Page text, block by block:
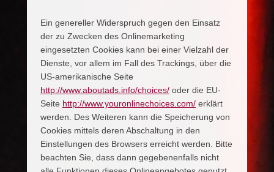
Ein genereller Widerspruch gegen den Einsatz
der zu Zwecken des Onlinemarketing
eingesetzten Cookies kann bei einer Vielzahl der
Dienste, vor allem im Fall des Trackings, über die
US-amerikanische Seite
http://www.aboutads.info/choices/ oder die EU-
Seite http://www.youronlinechoices.com/ erklärt
werden. Des Weiteren kann die Speicherung von
Cookies mittels deren Abschaltung in den
Einstellungen des Browsers erreicht werden. Bitte
beachten Sie, dass dann gegebenenfalls nicht